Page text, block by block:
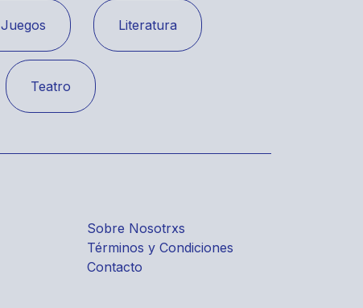
Juegos Literatura
Teatro
Sobre Nosotrxs
Términos y Condiciones
Contacto